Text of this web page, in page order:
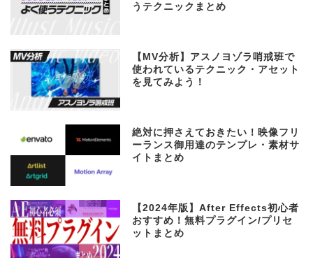
うテクニックまとめ
【MV分析】アスノヨゾラ哨戒班で
使われているテクニック・アセット
を見てみよう！
絶対に押さえておきたい！映像フリ
ーランス御用達のテンプレ・素材サ
イトまとめ
【2024年版】After Effects初心者
おすすめ！無料プラグイン/プリセ
ットまとめ